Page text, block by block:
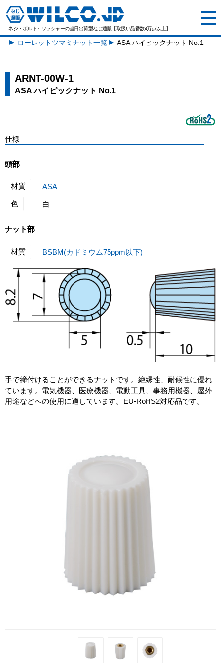
ネジ・ボルト・ワッシャーの当日出荷型ねじ通販【取扱い品番数4万点以上】
ローレットツマミナット一覧 ASA ハイピックナット No.1
ARNT-00W-1
ASA ハイピックナット No.1
仕様
頭部
材質
ASA
色
白
ナット部
材質 BSBM(カドミウム75ppm以下)
手で締付けることができるナットです。絶縁性、耐候性に優れ
ています。電気機器、医療機器、電動工具、事務用機器、屋外
用途などへの使用に適しています。EU-RoHS2対応品です。